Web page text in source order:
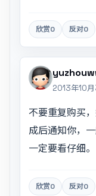
欣赏0 反对0
2013年10
不要重复购买
成后通知你，
一定要看仔细。
欣赏0 反对0